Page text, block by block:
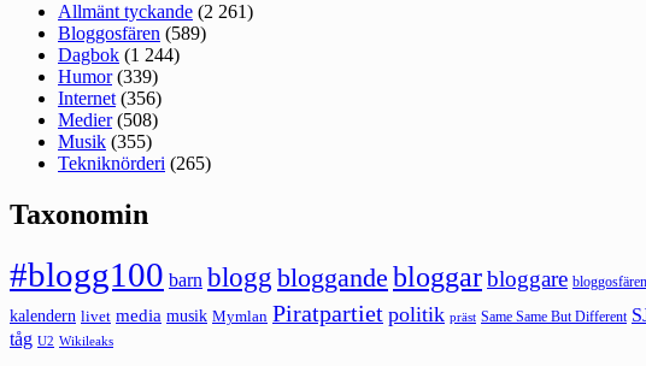
Allmänt tyckande (2 261)
Bloggosfären (589)
Dagbok (1 244)
Humor(339)
Internet (356)
Medier(508)
Musik (355)
Tekniknörderi (265)
Taxonomin
#blogg100 barn blogg bloggande bloggarbloggare bloggosfären
kalendern livet media musik Mymlan Piratpartiet politik präst Same Same But Different
tåg U2 Wikileaks